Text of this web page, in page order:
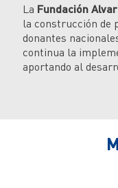
La Fundación
la construcción de
donantes
continua la
aportando al